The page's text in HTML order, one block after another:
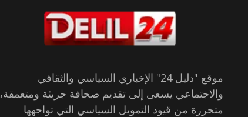
موقع "دليل 24" الإخباري السياسي والثقافي
والاجتماعي يسعى إلى تقديم صحافة جريئة ومتعمقة،
متحررة من قيود التمويل السياسي التي تواجهها